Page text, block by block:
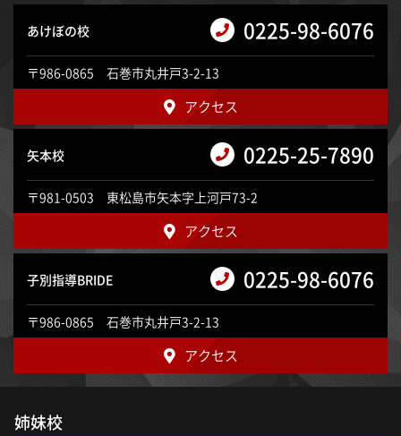
あけぼの校 0225-98-6076
〒986-0865 石巻市丸井戸3-2-13
アクセス
矢本校 0225-25-7890
〒981-0503 東松島市矢本字上河戸73-2
アクセス
子別指導BRIDE 0225-98-6076
〒986-0865 石巻市丸井戸3-2-13
アクセス
姉妹校